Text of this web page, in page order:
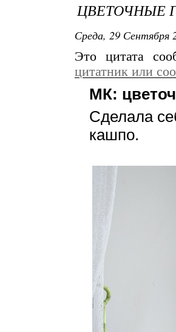
ЦВЕТОЧНЫЕ
Среда, 29 Сентября
Это цитата
цитатник или
МК:
Сделала
кашпо.